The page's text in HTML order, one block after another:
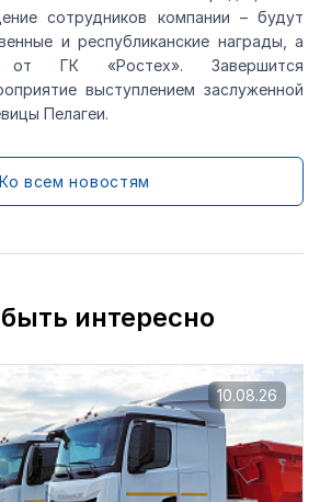
сотрудников компании – будут
и республиканские награды, а
от ГК «Ростех». Завершится
выступлением заслуженной
Пелагеи.
Ко всем новостям
интересно
10.08.26